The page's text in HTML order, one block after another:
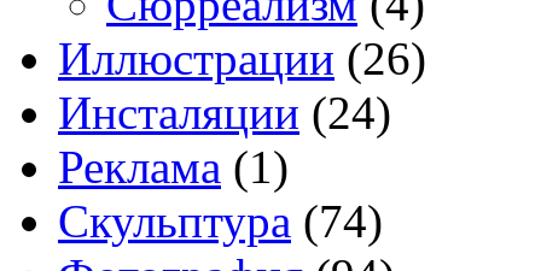
Иллюстрации (26)
Инсталяции (24)
Реклама (1)
Скульптура (74)